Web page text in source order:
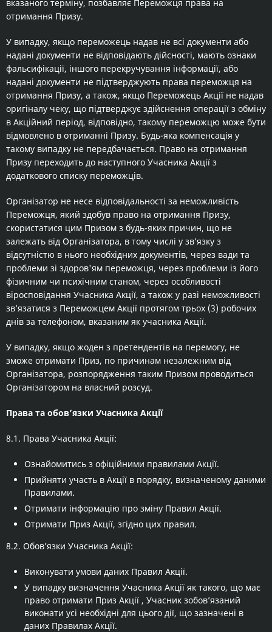
вказаного терміну, позбавляє Переможця права на
отримання Призу.
У випадку, якщо переможець надав не всі документи або
надані документи не відповідають дійсності, мають ознаки
фальсифікації, іншого перекручування інформації, або
надані документи не підтверджують права переможця на
отримання Призу, а також, якщо Переможець Акції не надав
оригіналу чеку, що підтверджує здійснення операції з обміну
в Акційний період, відповідно, такому переможцю може бути
відмовлено в отриманні Призу. Будь-яка компенсація у
такому випадку не передбачається. Право на отримання
Призу переходить до наступного Учасника Акції з
додаткового списку переможців.
Організатор не несе відповідальності за неможливість
Переможця, який здобув право на отримання Призу,
скористатися цим Призом з будь-яких причин, що не
залежать від Організатора, в тому числі у зв’язку з
відсутністю в нього необхідних документів, через вади та
проблеми зі здоров'ям переможця, через проблеми із його
фізичним чи психічним станом, через особливості
віросповідання Учасника Акції, а також у разі неможливості
зв’язатися з Переможцем Акції протягом трьох (3) робочих
днів за телефоном, вказаним як учасника Акції.
У випадку, якщо жоден з претендентів на перемогу, не
зможе отримати Приз, по причинам незалежним від
Організатора, розпорядження таким Призом проводиться
Організатором на власний розсуд.
Права та обов’язки Учасника Акції
8.1. Права Учасника Акції:
Ознайомитись з офіційними правилами Акції.
Прийняти участь в Акції в порядку, визначеному даними
Правилами.
Отримати інформацію про зміну Правил Акції.
Отримати Приз Акції, згідно цих правил.
8.2. Обов’язки Учасника Акції:
Виконувати умови даних Правил Акції.
У випадку визначення Учасника Акції як такого, що має
право отримати Приз Акції , Учасник зобов’язаний
виконати усі необхідні для цього дії, що зазначені в
даних Правилах Акції.